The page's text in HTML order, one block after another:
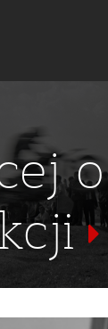
TERENOWY
o